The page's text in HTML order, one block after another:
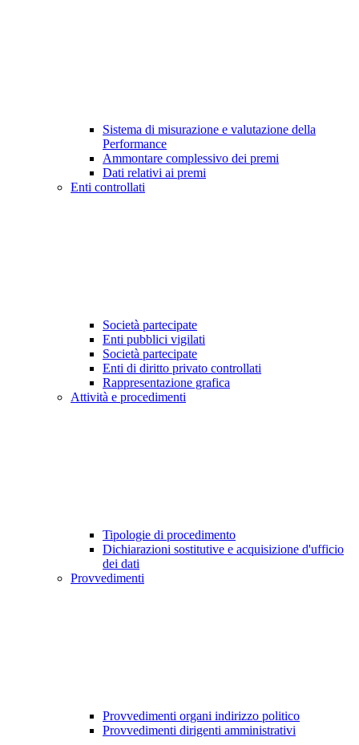
Sistema di misurazione e valutazione della
Performance
Ammontare complessivo dei premi
Dati relativi ai premi
Enti controllati
Società partecipate
Enti pubblici vigilati
Società partecipate
Enti di diritto privato controllati
Rappresentazione grafica
Attività e procedimenti
Tipologie di procedimento
Dichiarazioni sostitutive e acquisizione d'ufficio
dei dati
Provvedimenti
Provvedimenti organi indirizzo politico
Provvedimenti dirigenti amministrativi